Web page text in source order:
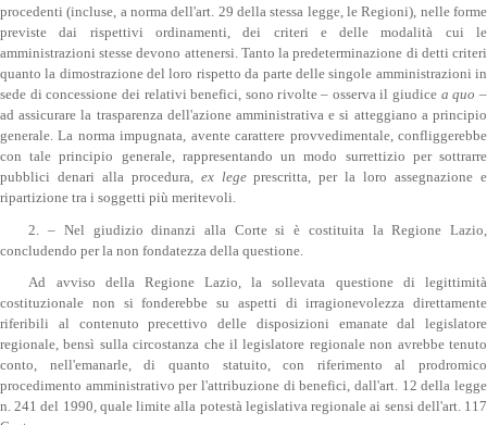
procedenti (incluse, a norma dell'art. 29 della stessa legge, le Regioni), nelle forme
previste dai rispettivi ordinamenti, dei criteri e delle modalità cui le
amministrazioni stesse devono attenersi. Tanto la predeterminazione di detti criteri
quanto la dimostrazione del loro rispetto da parte delle singole amministrazioni in
sede di concessione dei relativi benefici, sono rivolte – osserva il giudice a quo –
ad assicurare la trasparenza dell'azione amministrativa e si atteggiano a principio
generale. La norma impugnata, avente carattere provvedimentale, confliggerebbe
con tale principio generale, rappresentando un modo surrettizio per sottrarre
pubblici denari alla procedura, ex legeprescritta, per la loro assegnazione e
ripartizione tra i soggetti più meritevoli.
2. – Nel giudizio dinanzi alla Corte si è costituita la Regione Lazio,
concludendo per la non fondatezza della questione.
Ad avviso della Regione Lazio, la sollevata questione di legittimità
costituzionale non si fonderebbe su aspetti di irragionevolezza direttamente
riferibili al contenuto precettivo delle disposizioni emanate dal legislatore
regionale, bensì sulla circostanza che il legislatore regionale non avrebbe tenuto
conto, nell'emanarle, di quanto statuito, con riferimento al prodromico
procedimento amministrativo per l'attribuzione di benefici, dall'art. 12 della legge
n. 241 del 1990, quale limite alla potestà legislativa regionale ai sensi dell'art. 117